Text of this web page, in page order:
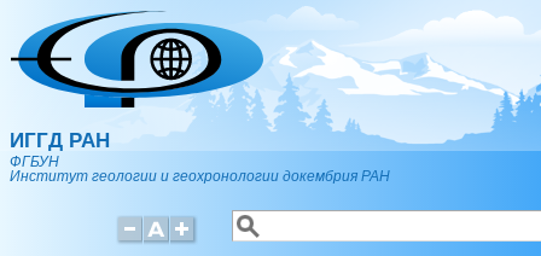
Перейти к основному содержанию
ИГГД РАН
ФГБУН
Институт геологии и геохронологии докембрия РАН
Форма поиска
Поиск